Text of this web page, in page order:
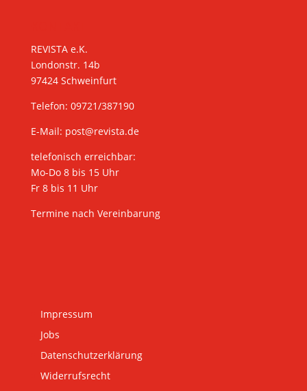
REVISTA e.K.
Londonstr. 14b
97424 Schweinfurt
Telefon: 09721/387190
E-Mail: post@revista.de
telefonisch erreichbar:
Mo-Do 8 bis 15 Uhr
Fr 8 bis 11 Uhr
Termine nach Vereinbarung
Impressum
Jobs
Datenschutzerklärung
Widerrufsrecht